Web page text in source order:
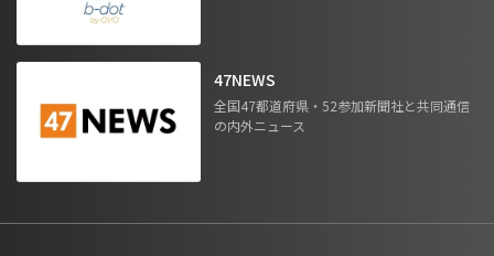
47NEWS
全国47都道府県・52参加新聞社と共同通信
の内外ニュース